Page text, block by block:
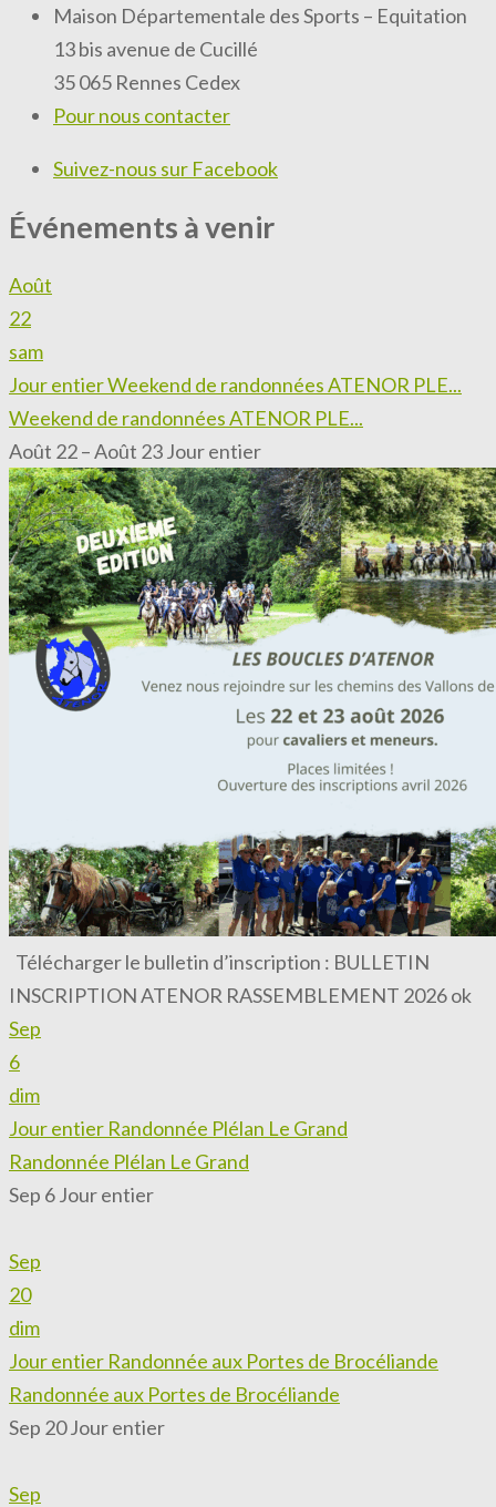
Maison Départementale des Sports – Equitation
13 bis avenue de Cucillé
35 065 Rennes Cedex
Pour nous contacter
Suivez-nous sur Facebook
Événements à venir
Août
22
sam
Jour entierWeekend de randonnées ATENOR PLE...
Weekend de randonnées ATENOR PLE...
Août 22 – Août 23Jour entier
Télécharger le bulletin d’inscription : BULLETIN
INSCRIPTION ATENOR RASSEMBLEMENT 2026 ok
Sep
6
dim
Jour entier Randonnée Plélan Le Grand
Randonnée Plélan Le Grand
Sep 6Jour entier
Sep
20
dim
Jour entier Randonnée aux Portes de Brocéliande
Randonnée aux Portes de Brocéliande
Sep 20Jour entier
Sep